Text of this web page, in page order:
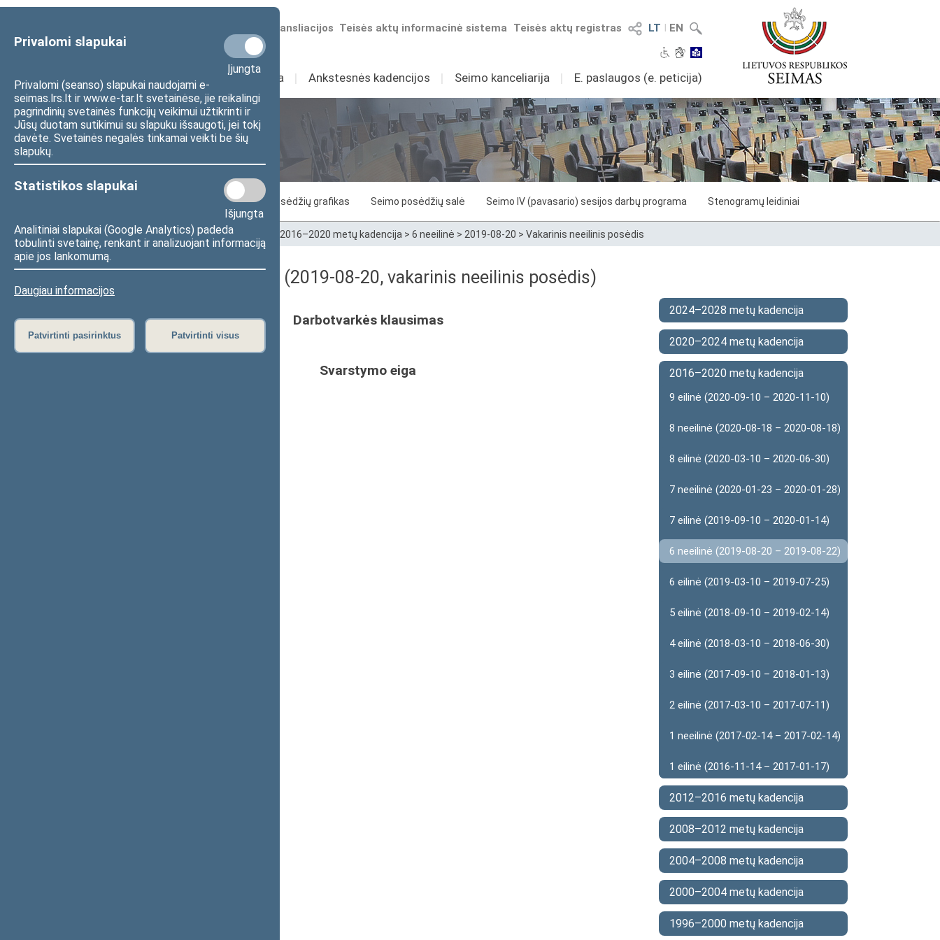
Privalomi slapukai
Įjungta
Privalomi (seanso) slapukai naudojami e-
seimas.lrs.lt ir www.e-tar.lt svetainėse, jie reikalingi
pagrindinių svetainės funkcijų veikimui užtikrinti ir
Jūsų duotam sutikimui su slapuku išsaugoti, jei tokį
davėte. Svetainės negalės tinkamai veikti be šių
slapukų.
Statistikos slapukai
Išjungta
Analitiniai slapukai (Google Analytics) padeda
tobulinti svetainę, renkant ir analizuojant informaciją
apie jos lankomumą.
Daugiau informacijos
Patvirtinti pasirinktus Patvirtinti visus
LT I EN
Teisės aktų registras
Teisės aktų informacinė sistema
Numatomos transliacijos
Sudėtis Veikla I Ankstesnės kadencijos I Seimo kanceliarija I E. paslaugos (e. peticija)
Seimo posėdžiai
Posėdžiai Posėdžių grafikas Seimo posėdžių salė Seimo IV (pavasario) sesijos darbų programa Stenogramų leidiniai
Pradžia>Seimo posėdžiai>Kadencijos 2016–2020 metų kadencija > 6 neeilinė > 2019-08-20 > Vakarinis neeilinis posėdis
Darbotvarkės klausimas (2019-08-20, vakarinis neeilinis posėdis)
Darbotvarkės klausimas
Ministrų priesaikos
Svarstymo eiga
2024–2028 metų kadencija
2020–2024 metų kadencija
2016–2020 metų kadencija
9 eilinė (2020-09-10 – 2020-11-10)
8 neeilinė (2020-08-18 – 2020-08-18)
8 eilinė (2020-03-10 – 2020-06-30)
7 neeilinė (2020-01-23 – 2020-01-28)
7 eilinė (2019-09-10 – 2020-01-14)
6 neeilinė (2019-08-20 – 2019-08-22)
6 eilinė (2019-03-10 – 2019-07-25)
5 eilinė (2018-09-10 – 2019-02-14)
4 eilinė (2018-03-10 – 2018-06-30)
3 eilinė (2017-09-10 – 2018-01-13)
2 eilinė (2017-03-10 – 2017-07-11)
1 neeilinė (2017-02-14 – 2017-02-14)
1 eilinė (2016-11-14 – 2017-01-17)
2012–2016 metų kadencija
2008–2012 metų kadencija
2004–2008 metų kadencija
2000–2004 metų kadencija
1996–2000 metų kadencija